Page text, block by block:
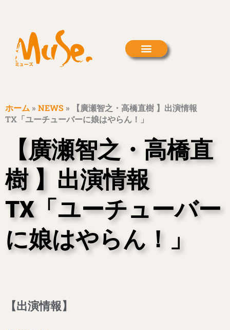
ホーム » NEWS »
【廣瀬智之・高橋直樹 】出演情報
TX「ユーチューバーに娘はやらん！」
【廣瀬智之・高橋直
樹 】出演情報
TX「ユーチューバー
に娘はやらん！」
【出演情報】